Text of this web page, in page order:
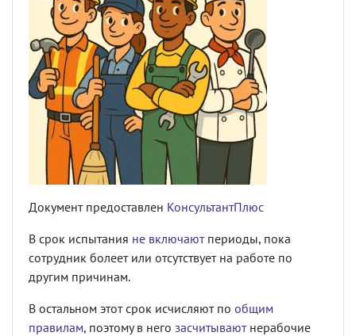
Документ предоставлен КонсультантПлюс
В срок испытания не включаютпериоды, пока
сотрудник болеет или отсутствует на работе по
другим причинам.
В остальном этот срок исчисляют по общим
правилам, поэтому в него засчитываютнерабочие